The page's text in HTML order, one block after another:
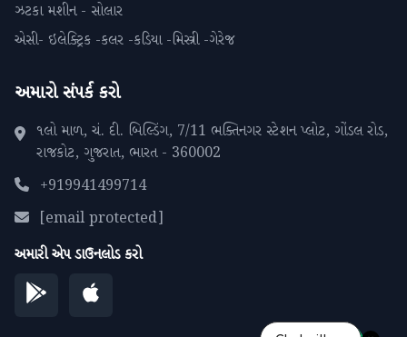
ઝટકા મશીન - સોલાર
એસી- ઇલેક્ટ્રિક -કલર -કડિયા -મિસ્ત્રી -ગેરેજ
અમારો સંપર્ક કરો
૧લો માળ, ચં. દી. બિલ્ડિંગ, 7/11 ભક્તિનગર સ્ટેશન પ્લોટ, ગોંડલ રોડ,
રાજકોટ, ગુજરાત, ભારત - 360002
+919941499714
[email protected]
અમારી એપ ડાઉનલોડ કરો